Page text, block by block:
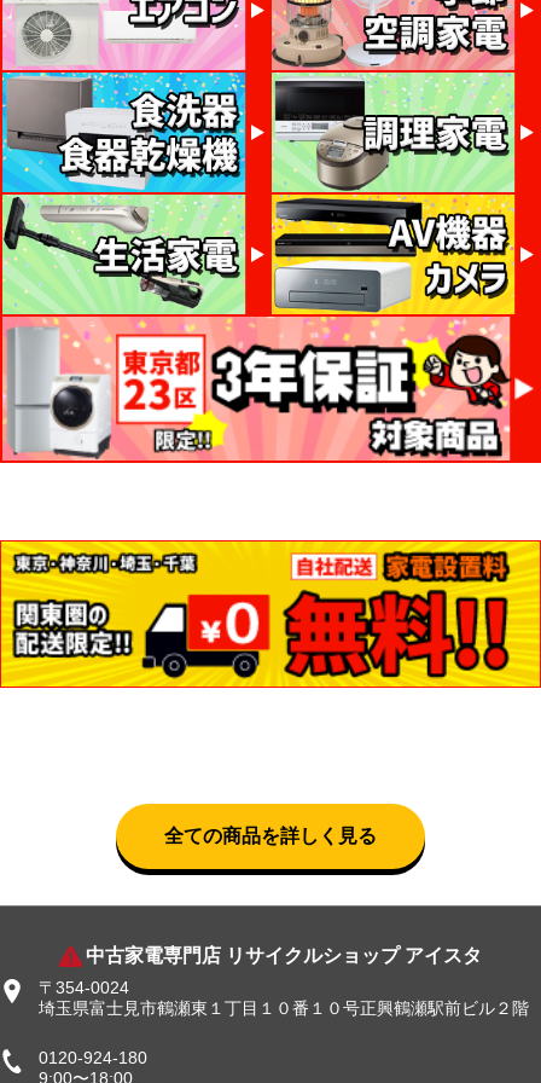
全ての商品を詳しく見る
中古家電専門店 リサイクルショップ アイスタ
〒354-0024
埼玉県富士見市鶴瀬東１丁目１０番１０号正興鶴瀬駅前ビル２階
0120-924-180
9:00〜18:00